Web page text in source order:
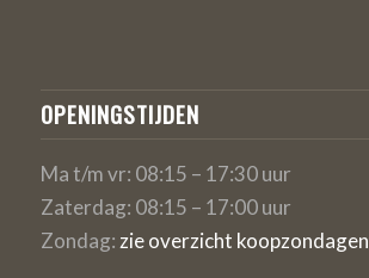
OPENINGSTIJDEN
Ma t/m vr: 08:15 – 17:30 uur
Zaterdag: 08:15 – 17:00 uur
Zondag: zie overzicht koopzondagen